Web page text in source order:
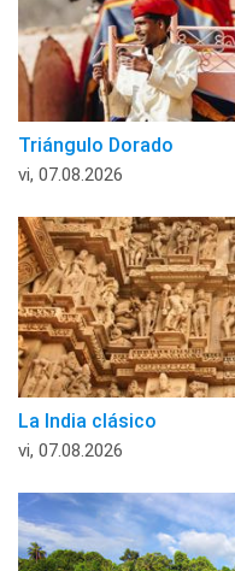
Triángulo Dorado
vi, 07.08.2026
La India clásico
vi, 07.08.2026